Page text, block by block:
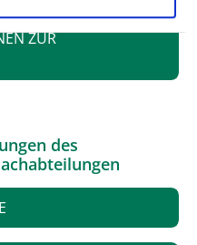
ZUR
des